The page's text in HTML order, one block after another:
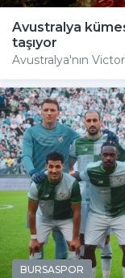
Avustralya
taşıyor
Avustralya'nın
BURSASPOR